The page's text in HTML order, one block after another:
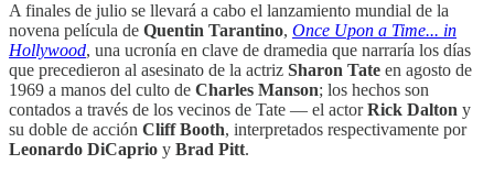
A finales de julio se llevará a cabo el lanzamiento mundial de la
novena película de Quentin Tarantino, Once Upon a Time... in
Hollywood, una ucronía en clave de dramedia que narraría los días
que precedieron al asesinato de la actriz Sharon Tate en agosto de
1969 a manos del culto de Charles Manson; los hechos son
contados a través de los vecinos de Tate — el actorRick Dalton y
su doble de acción Cliff Booth, interpretados respectivamente por
Leonardo DiCaprio y Brad Pitt.